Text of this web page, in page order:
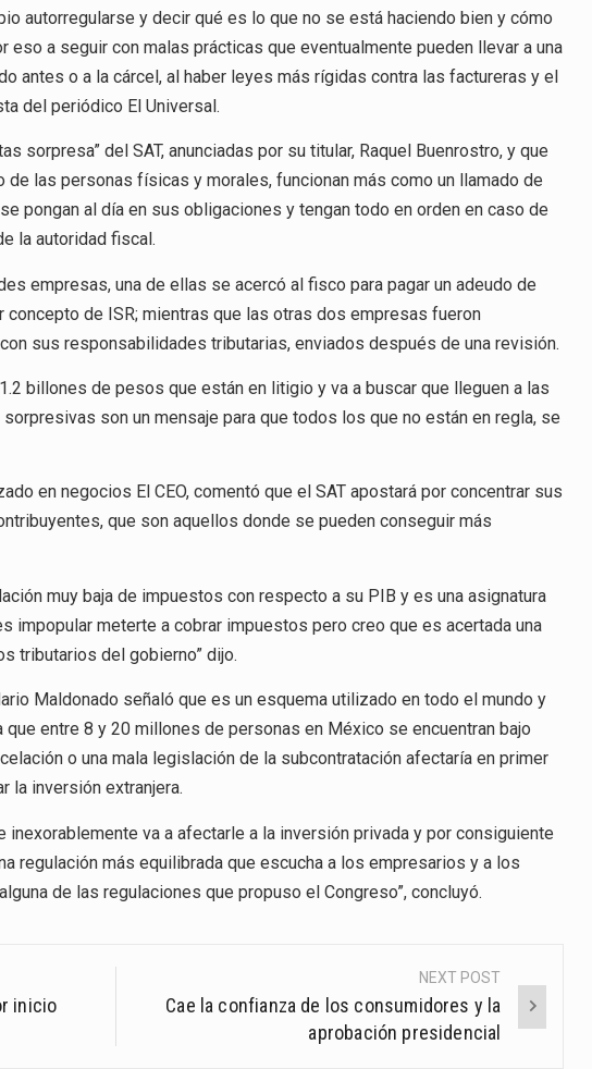
autorregularse y decir qué es lo que no se está haciendo bien y cómo
eso a seguir con malas prácticas que eventualmente pueden llevar a una
antes o a la cárcel, al haber leyes más rígidas contra las factureras y el
del periódico El Universal.
sorpresa” del SAT, anunciadas por su titular, Raquel Buenrostro, y que
las personas físicas y morales, funcionan más como un llamado de
pongan al día en sus obligaciones y tengan todo en orden en caso de
la autoridad fiscal.
empresas, una de ellas se acercó al fisco para pagar un adeudo de
de ISR; mientras que las otras dos empresas fueron
sus responsabilidades tributarias, enviados después de una revisión.
billones de pesos que están en litigio y va a buscar que lleguen a las
son un mensaje para que todos los que no están en regla, se
en negocios El CEO, comentó que el SAT apostará por concentrar sus
que son aquellos donde se pueden conseguir más
muy baja de impuestos con respecto a su PIB y es una asignatura
impopular meterte a cobrar impuestos pero creo que es acertada una
tributarios del gobierno” dijo.
Maldonado señaló que es un esquema utilizado en todo el mundo y
entre 8 y 20 millones de personas en México se encuentran bajo
o una mala legislación de la subcontratación afectaría en primer
la inversión extranjera.
inexorablemente va a afectarle a la inversión privada y por consiguiente
regulación más equilibrada que escucha a los empresarios y a los
de las regulaciones que propuso el Congreso”, concluyó.
inicio
NEXT POST
Cae la confianza de los consumidores y la
aprobación presidencial